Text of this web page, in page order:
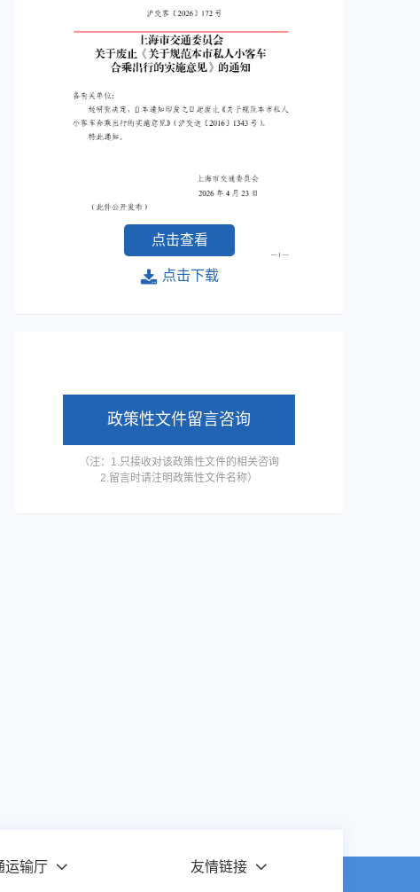
点击查看
点击下载
政策性文件留言咨询
（注：1.只接收对该政策性文件的相关咨询
2.留言时请注明政策性文件名称）
运输厅 友情链接